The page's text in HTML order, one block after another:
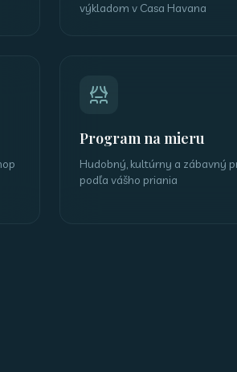
výkladom v Casa Havana
Program na mieru
Hudobný, kultúrny a zábavný
podľa vášho priania